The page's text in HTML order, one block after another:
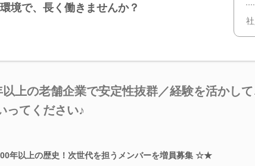
境で、長く働きませんか？
以上の老舗企業で安定性抜群／経験を活かし
ってください♪
年以上の歴史！次世代を担うメンバーを増員募集 ☆★